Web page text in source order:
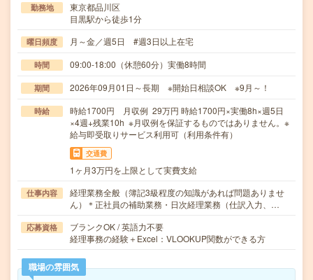
勤務地
東京都品川区
目黒駅から徒歩1分
曜日頻度 月～金／週5日 #週3日以上在宅
時間 09:00-18:00（休憩60分）実働8時間
期間 2026年09月01日～長期 ※開始日相談OK ※9月～！
時給
時給1700円 月収例 29万円 時給1700円×実働8h×週5日
×4週+残業10h ※月収例を保証するものではありません。※
給与即受取りサービス利用可（利用条件有）
交通費
1ヶ月3万円を上限として実費支給
仕事内容
経理業務全般（簿記3級程度の知識があれば問題ありませ
ん）＊正社員の補助業務・日次経理業務（仕訳入力、…
応募資格
ブランクOK / 英語力不要
経理事務の経験＋Excel：VLOOKUP関数ができる方
職場の雰囲気